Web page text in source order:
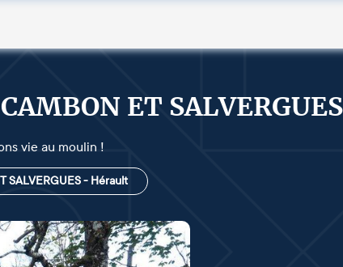
ET SALVERGUES
vie au moulin !
SALVERGUES - Hérault